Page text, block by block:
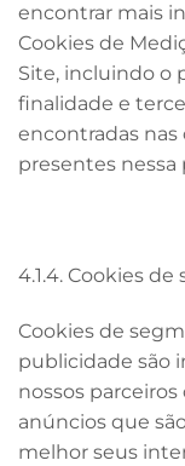
encontrar mais
Cookies de
Site, incluindo o
finalidade e
encontradas
presentes nessa
4.1.4. Cookies
Cookies de
publicidade são
nossos
anúncios que
melhor seus